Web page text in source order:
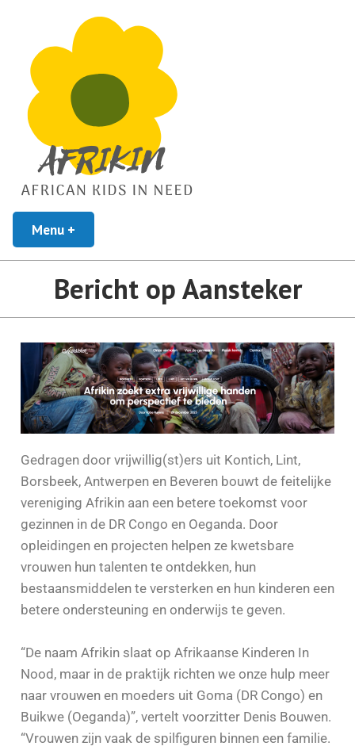
Afrikin
Menu +
Bericht op Aansteker
Gedragen door vrijwillig(st)ers uit Kontich, Lint,
Borsbeek, Antwerpen en Beveren bouwt de feitelijke
vereniging Afrikin aan een betere toekomst voor
gezinnen in de DR Congo en Oeganda. Door
opleidingen en projecten helpen ze kwetsbare
vrouwen hun talenten te ontdekken, hun
bestaansmiddelen te versterken en hun kinderen een
betere ondersteuning en onderwijs te geven.
“De naam Afrikin slaat op Afrikaanse Kinderen In
Nood, maar in de praktijk richten we onze hulp meer
naar vrouwen en moeders uit Goma (DR Congo) en
Buikwe (Oeganda)”, vertelt voorzitter Denis Bouwen.
“Vrouwen zijn vaak de spilfiguren binnen een familie.